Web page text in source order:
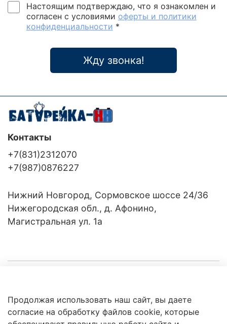
Настоящим подтверждаю, что я ознакомлен и
согласен с условиями оферты и политики
конфиденциальности *
Жду звонка!
Клиентам
Контакты
+7(831)2312070
+7(987)0876227
Нижний Новгород, Сормовское шоссе 24/36
Нижегородская обл., д. Афонино,
Магистральная ул. 1а
Продолжая использовать наш сайт, вы даете
согласие на обработку файлов cookie, которые
обработки